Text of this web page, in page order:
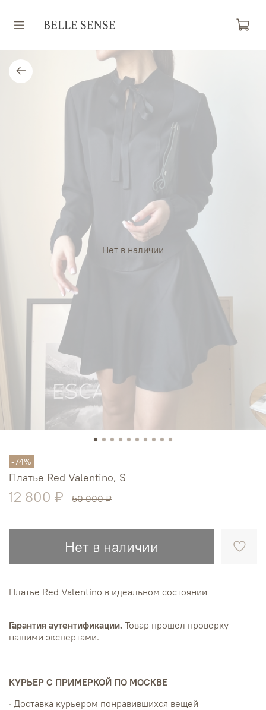
Нет в наличии
-74%
Платье Red Valentino, S
12 800 ₽ 50 000 ₽
Нет в наличии
Платье Red Valentino в идеальном состоянии
Гарантия аутентификации. Товар прошел проверку
нашими экспертами.
КУРЬЕР С ПРИМЕРКОЙ ПО МОСКВЕ
· Доставка курьером понравившихся вещей